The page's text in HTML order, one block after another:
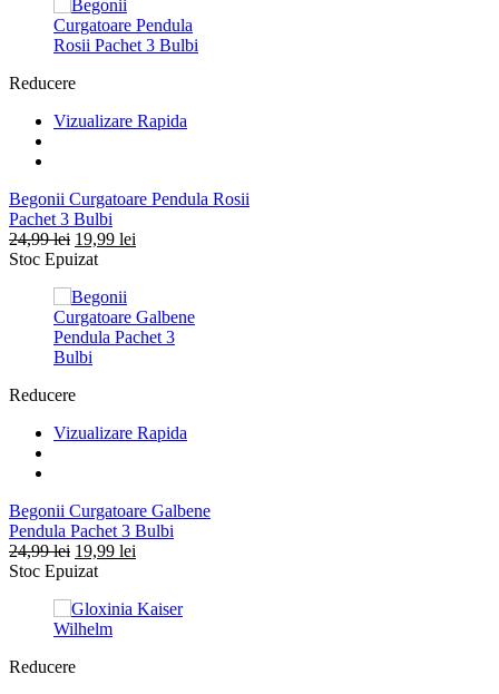
fost:
24,99 lei.
Reducere
Vizualizare Rapida
Begonii Curgatoare Pendula Rosii
Pachet 3 Bulbi
24,99lei Prețul
inițial
fost:
24,99 lei.
19,99 lei
Stoc Epuizat
Reducere
Vizualizare Rapida
Begonii Curgatoare Galbene
Pendula Pachet 3 Bulbi
24,99lei Prețul
inițial
fost:
24,99 lei.
19,99 lei
19,99 lei.
Stoc Epuizat
Reducere